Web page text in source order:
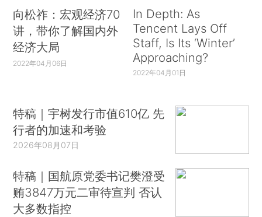
向松祚：宏观经济70
讲，带你了解国内外
经济大局
2022年04月06日
In Depth: As
Tencent Lays Off
Staff, Is Its ‘Winter’
Approaching?
2022年04月01日
特稿｜宇树发行市值610亿 先
行者的加速和考验
2026年08月07日
特稿｜国航原党委书记樊澄受
贿3847万元二审待宣判 否认
大多数指控